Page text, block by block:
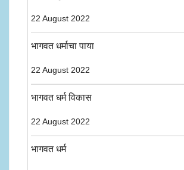
22 August 2022
भागवत धर्माचा पाया
22 August 2022
भागवत धर्म विकास
22 August 2022
भागवत धर्म